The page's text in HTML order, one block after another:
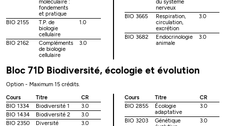
moléculaire :
fondements
et pratique
BIO 2155
T.P. de
biologie
cellulaire
1.0
BIO 2162
Compléments
de biologie
cellulaire
3.0
du système
nerveux
BIO 3665
Respiration,
circulation,
excrétion
3.0
BIO 3682
Endocrinologie
animale
3.0
Bloc 71D Biodiversité, écologie et évolution
Option - Maximum 15 crédits.
Cours
Titre
CR
BIO 1334
Biodiversité 1
3.0
BIO 1434
Biodiversité 2
3.0
BIO 2350
Diversité
3.0
Cours Titre
CR
BIO 2855
Écologie
adaptative
3.0
BIO 3203
Génétique
3.0